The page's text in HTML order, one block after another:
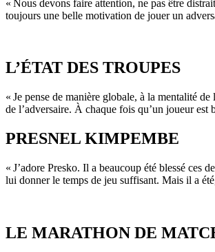
« Nous devons faire attention, ne pas être
toujours une belle motivation de jouer un
L’ÉTAT DES TROUPES
« Je pense de manière globale, à la mentalité
de l’adversaire. À chaque fois qu’un joueur
PRESNEL KIMPEMBE
« J’adore Presko. Il a beaucoup été blessé ces
lui donner le temps de jeu suffisant. Mais il a
LE MARATHON DE